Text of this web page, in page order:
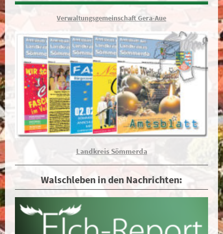
Verwaltungsgemeinschaft Gera-Aue
Landkreis Sömmerda
Walschleben in den Nachrichten: